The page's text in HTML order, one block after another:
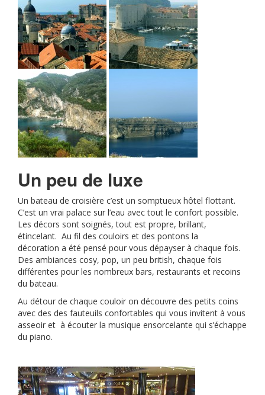
Un peu de luxe
Un bateau de croisière c’est un somptueux hôtel flottant.
C’est un vrai palace sur l’eau avec tout le confort possible.
Les décors sont soignés, tout est propre, brillant,
étincelant. Au fil des couloirs et des pontons la
décoration a été pensé pour vous dépayser à chaque fois.
Des ambiances cosy, pop, un peu british, chaque fois
différentes pour les nombreux bars, restaurants et recoins
du bateau.
Au détour de chaque couloir on découvre des petits coins
avec des des fauteuils confortables qui vous invitent à vous
asseoir et à écouter la musique ensorcelante qui s’échappe
du piano.